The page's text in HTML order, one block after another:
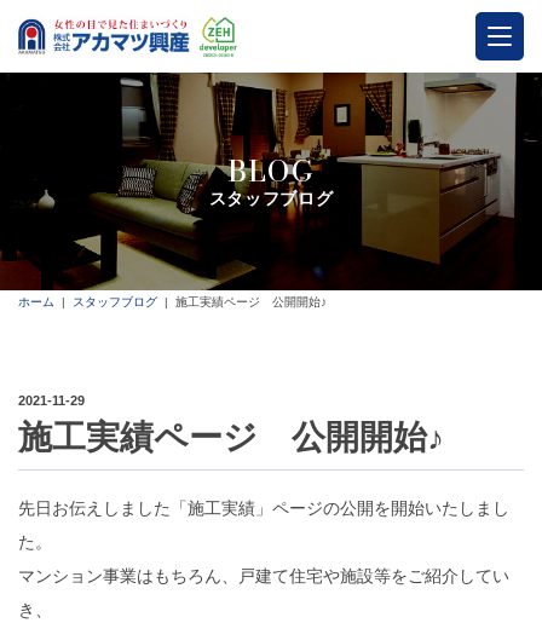
BLOG
スタッフブログ
ホーム スタッフブログ 施工実績ページ 公開開始♪
2021-11-29
施工実績ページ 公開開始♪
先日お伝えしました「施工実績」ページの公開を開始いたしまし
た。
マンション事業はもちろん、戸建て住宅や施設等をご紹介してい
き、